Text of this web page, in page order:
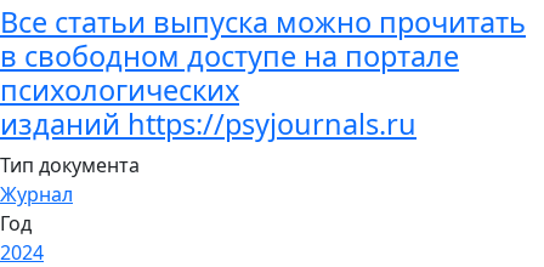
Все статьи выпуска можно прочитать
в свободном доступе на портале
психологических
изданий https://psyjournals.ru
Тип документа
Журнал
Год
2024